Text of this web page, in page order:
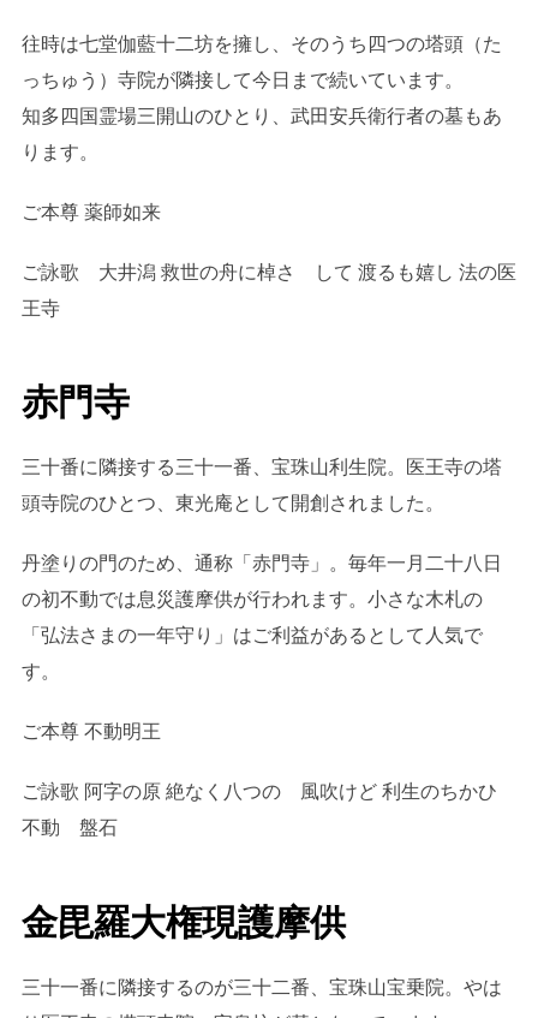
往時は七堂伽藍十二坊を擁し、そのうち四つの塔頭（た
っちゅう）寺院が隣接して今日まで続いています。
知多四国霊場三開山のひとり、武田安兵衛行者の墓もあ
ります。
ご本尊 薬師如来
ご詠歌 大井潟 救世の舟に棹さ して 渡るも嬉し 法の医
王寺
赤門寺
三十番に隣接する三十一番、宝珠山利生院。医王寺の塔
頭寺院のひとつ、東光庵として開創されました。
丹塗りの門のため、通称「赤門寺」。毎年一月二十八日
の初不動では息災護摩供が行われます。小さな木札の
「弘法さまの一年守り」はご利益があるとして人気で
す。
ご本尊 不動明王
ご詠歌 阿字の原 絶なく八つの 風吹けど 利生のちかひ
不動 盤石
金毘羅大権現護摩供
三十一番に隣接するのが三十二番、宝珠山宝乗院。やは